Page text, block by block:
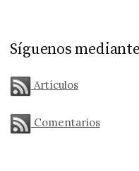
Síguenos mediante
Artículos
Comentarios